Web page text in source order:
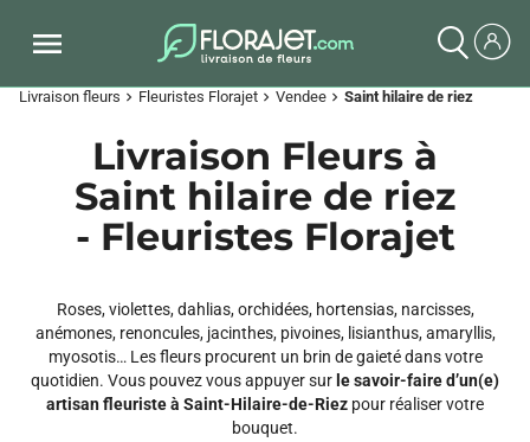
Livraison fleurs chevron_right Fleuristes Florajet chevron_right Vendee chevron_right Saint hilaire de riez
Livraison Fleurs à
Saint hilaire de riez
- Fleuristes Florajet
Roses, violettes, dahlias, orchidées, hortensias, narcisses,
anémones, renoncules, jacinthes, pivoines, lisianthus, amaryllis,
myosotis… Les fleurs procurent un brin de gaieté dans votre
quotidien. Vous pouvez vous appuyer sur le savoir-faire d’un(e)
artisan fleuriste à Saint-Hilaire-de-Riez pour réaliser votre
bouquet.